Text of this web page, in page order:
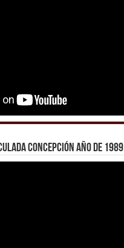
Concepción año de 1989